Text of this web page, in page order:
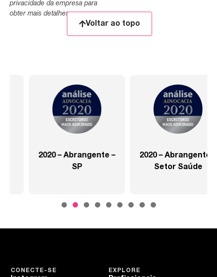
privacidade da empresa para
obter mais detalhes.
Voltar ao topo
2020 – Abrangente –
2020 – Abrangente –
Setor Saúde
EXPLORE
CONECTE-SE